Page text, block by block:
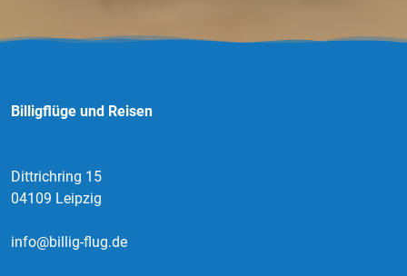
Billigflüge und Reisen
Dittrichring 15
04109 Leipzig
info@billig-flug.de